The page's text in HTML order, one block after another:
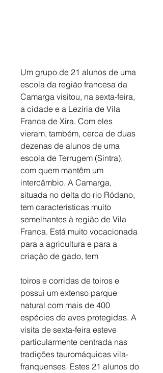
Um grupo de 21 alunos de uma
escola da região francesa da
Camarga visitou, na sexta-feira,
a cidade e a Lezíria de Vila
Franca de Xira. Com eles
vieram, também, cerca de duas
dezenas de alunos de uma
escola de Terrugem (Sintra),
com quem mantêm um
intercâmbio. A Camarga,
situada no delta do rio Ródano,
tem características muito
semelhantes à região de Vila
Franca. Está muito vocacionada
para a agricultura e para a
criação de gado, tem
toiros e corridas de toiros e
possui um extenso parque
natural com mais de 400
espécies de aves protegidas. A
visita de sexta-feira esteve
particularmente centrada nas
tradições tauromáquicas vila-
franquenses. Estes 21 alunos do